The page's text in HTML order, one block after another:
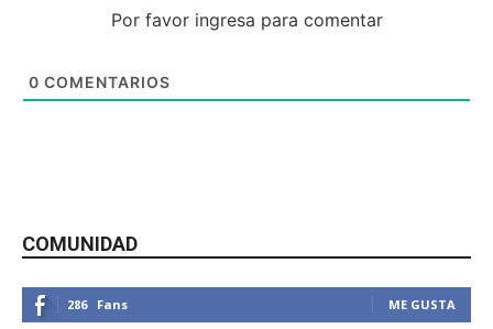
Por favor ingresa para comentar
0 COMENTARIOS
COMUNIDAD
286 Fans ME GUSTA